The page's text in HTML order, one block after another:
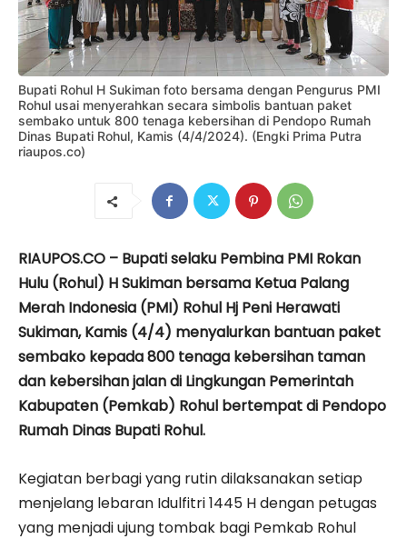
Bupati Rohul H Sukiman foto bersama dengan Pengurus PMI
Rohul usai menyerahkan secara simbolis bantuan paket
sembako untuk 800 tenaga kebersihan di Pendopo Rumah
Dinas Bupati Rohul, Kamis (4/4/2024). (Engki Prima Putra
riaupos.co)
RIAUPOS.CO – Bupati selaku Pembina PMI Rokan
Hulu (Rohul) H Sukiman bersama Ketua Palang
Merah Indonesia (PMI) Rohul Hj Peni Herawati
Sukiman, Kamis (4/4) menyalurkan bantuan paket
sembako kepada 800 tenaga kebersihan taman
dan kebersihan jalan di Lingkungan Pemerintah
Kabupaten (Pemkab) Rohul bertempat di Pendopo
Rumah Dinas Bupati Rohul.
Kegiatan berbagi yang rutin dilaksanakan setiap
menjelang lebaran Idulfitri 1445 H dengan petugas
yang menjadi ujung tombak bagi Pemkab Rohul